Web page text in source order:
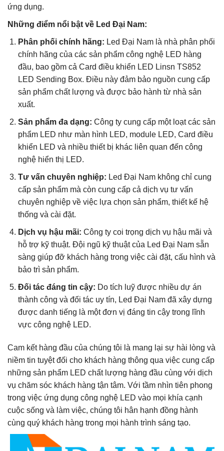
ứng dụng.
Những điểm nổi bật về Led Đại Nam:
Phân phối chính hãng: Led Đại Nam là nhà phân phối
chính hãng của các sản phẩm công nghệ LED hàng
đầu, bao gồm cả Card điều khiển LED Linsn TS852
LED Sending Box. Điều này đảm bảo nguồn cung cấp
sản phẩm chất lượng và được bảo hành từ nhà sản
xuất.
Sản phẩm đa dạng: Công ty cung cấp một loạt các sản
phẩm LED như màn hình LED, module LED, Card điều
khiển LED và nhiều thiết bị khác liên quan đến công
nghệ hiển thị LED.
Tư vấn chuyên nghiệp: Led Đại Nam không chỉ cung
cấp sản phẩm mà còn cung cấp cả dịch vụ tư vấn
chuyên nghiệp về việc lựa chọn sản phẩm, thiết kế hệ
thống và cài đặt.
Dịch vụ hậu mãi: Công ty coi trọng dịch vụ hậu mãi và
hỗ trợ kỹ thuật. Đội ngũ kỹ thuật của Led Đại Nam sẵn
sàng giúp đỡ khách hàng trong việc cài đặt, cấu hình và
bảo trì sản phẩm.
Đối tác đáng tin cậy: Do tích luỹ được nhiều dự án
thành công và đối tác uy tín, Led Đại Nam đã xây dựng
được danh tiếng là một đơn vị đáng tin cậy trong lĩnh
vực công nghệ LED.
Cam kết hàng đầu của chúng tôi là mang lại sự hài lòng và
niềm tin tuyệt đối cho khách hàng thông qua việc cung cấp
những sản phẩm LED chất lượng hàng đầu cùng với dịch
vụ chăm sóc khách hàng tận tâm. Với tầm nhìn tiên phong
trong việc ứng dụng công nghệ LED vào mọi khía cạnh
cuộc sống và làm việc, chúng tôi hân hạnh đồng hành
cùng quý khách hàng trong mọi hành trình sáng tạo.